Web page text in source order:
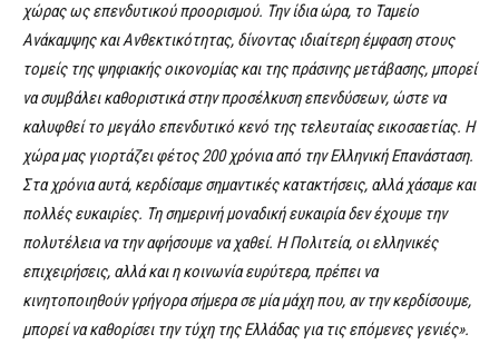
χώρας ως επενδυτικού προορισμού. Την ίδια ώρα, το Ταμείο
Ανάκαμψης και Ανθεκτικότητας, δίνοντας ιδιαίτερη έμφαση στους
τομείς της ψηφιακής οικονομίας και της πράσινης μετάβασης, μπορεί
να συμβάλει καθοριστικά στην προσέλκυση επενδύσεων, ώστε να
καλυφθεί το μεγάλο επενδυτικό κενό της τελευταίας εικοσαετίας. Η
χώρα μας γιορτάζει φέτος 200 χρόνια από την Ελληνική Επανάσταση.
Στα χρόνια αυτά, κερδίσαμε σημαντικές κατακτήσεις, αλλά χάσαμε και
πολλές ευκαιρίες. Τη σημερινή μοναδική ευκαιρία δεν έχουμε την
πολυτέλεια να την αφήσουμε να χαθεί. Η Πολιτεία, οι ελληνικές
επιχειρήσεις, αλλά και η κοινωνία ευρύτερα, πρέπει να
κινητοποιηθούν γρήγορα σήμερα σε μία μάχη που, αν την κερδίσουμε,
μπορεί να καθορίσει την τύχη της Ελλάδας για τις επόμενες γενιές».